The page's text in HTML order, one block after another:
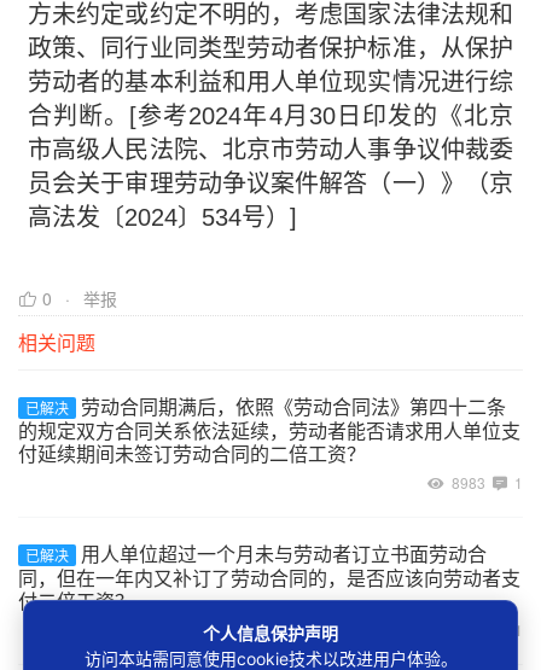
方未约定或约定不明的，考虑国家法律法规和
政策、同行业同类型劳动者保护标准，从保护
劳动者的基本利益和用人单位现实情况进行综
合判断。[参考2024年4月30日印发的《北京
市高级人民法院、北京市劳动人事争议仲裁委
员会关于审理劳动争议案件解答（一）》（京
高法发〔2024〕534号）]
0 举报
相关问题
已解决
劳动合同期满后，依照《劳动合同法》第四十二条
的规定双方合同关系依法延续，劳动者能否请求用人单位支
付延续期间未签订劳动合同的二倍工资？
8983 1
已解决
用人单位超过一个月未与劳动者订立书面劳动合
同，但在一年内又补订了劳动合同的，是否应该向劳动者支
付二倍工资？
1
个人信息保护声明
访问本站需同意使用cookie技术以改进用户体验。